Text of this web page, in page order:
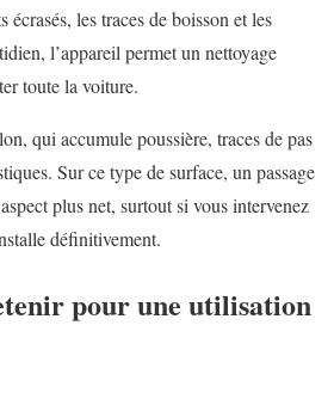
écrasés, les traces de boisson et les
l’appareil permet un nettoyage
toute la voiture.
qui accumule poussière, traces de pas
Sur ce type de surface, un passage
plus net, surtout si vous intervenez
définitivement.
pour une utilisation